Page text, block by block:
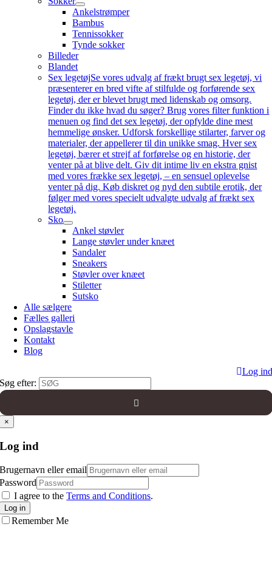
Ankelstrømper
Bambus
Tennissokker
Tynde sokker
Billeder
Blandet
Sex legetøjSe vores udvalg af frækt brugt sex legetøj, vi
præsenterer en bred vifte af stilfulde og forførende sex
legetøj, der er blevet brugt med lidenskab og omsorg.
Finder du ikke hvad du søger? Brug vores filter funktion i
menuen og find det sex legetøj, der opfylde dine mest
hemmelige ønsker. Udforsk forskellige stilarter, farver og
materialer, der appellerer til din unikke smag. Hver sex
legetøj, bærer et strejf af forførelse og en historie, der
venter på at blive delt. Giv dit intime liv en ekstra gnist
med vores frække sex legetøj, – en sensuel oplevelse
venter på dig. Køb diskret og nyd den subtile erotik, der
følger med vores specielt udvalgte udvalg af frækt sex
legetøj.
Sko
Ankel støvler
Lange støvler under knæet
Sandaler
Sneakers
Støvler over knæet
Stiletter
Sutsko
Alle sælgere
Fælles galleri
Opslagstavle
Kontakt
Blog
Log ind
Søg efter:
×
Log ind
Brugernavn eller email
Password
I agree to theTerms and Conditions.
Log in
Remember Me